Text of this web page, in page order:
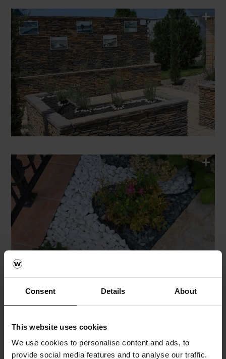
Consent Details About
This website uses cookies
We use cookies to personalise content and ads, to
provide social media features and to analyse our traffic.